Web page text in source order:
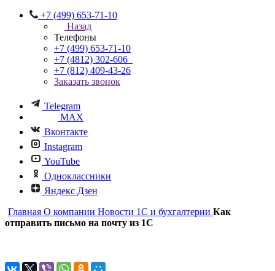
+7 (499) 653-71-10
Назад
Телефоны
+7 (499) 653-71-10
+7 (4812) 302-606
+7 (812) 409-43-26
Заказать звонок
Telegram
MAX
Вконтакте
Instagram
YouTube
Одноклассники
Яндекс Дзен
Главная О компании Новости 1С и бухгалтерии Как
отправить письмо на почту из 1С